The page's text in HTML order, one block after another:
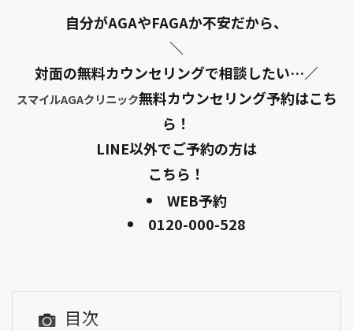
自分がAGAやFAGAか不安だから、
＼
対面の無料カウンセリングで相談したい…／
スマイルAGAクリニック無料カウンセリング予約はこち
ら！
LINE以外でご予約の方は
こちら！
WEB予約
0120-000-528
目次